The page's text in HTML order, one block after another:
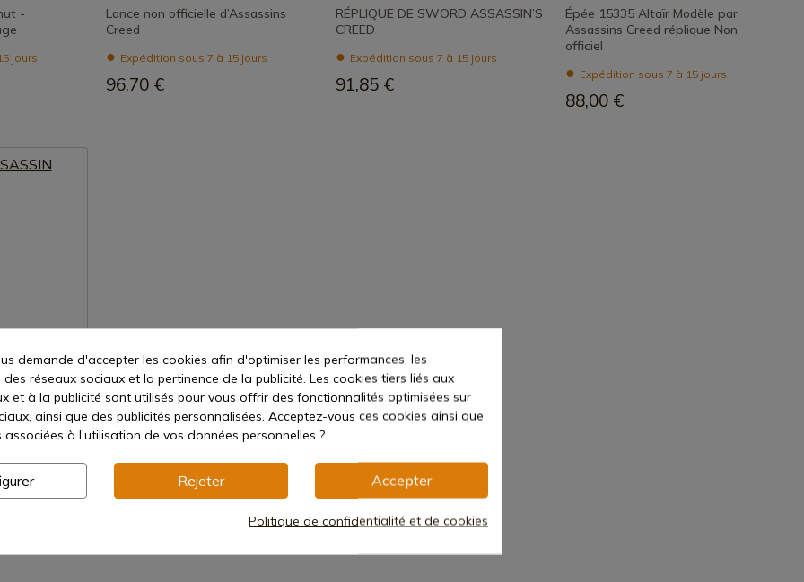
-
jours
Lance non officielle d’Assassins
Creed
Expédition sous 7 à 15 jours
96,70 €
RÉPLIQUE DE SWORD ASSASSIN’S
CREED
Expédition sous 7 à 15 jours
91,85 €
Épée 15335 Altaïr Modèle par
Assassins Creed réplique Non
officiel
Expédition sous 7 à 15 jours
88,00 €
jours
demande d'accepter les cookies afin d'optimiser les performances, les
réseaux sociaux et la pertinence de la publicité. Les cookies tiers liés aux
et à la publicité sont utilisés pour vous offrir des fonctionnalités optimisées sur
ainsi que des publicités personnalisées. Acceptez-vous ces cookies ainsi que
associées à l'utilisation de vos données personnelles ?
Rejeter Accepter
Politique de confidentialité et de cookies